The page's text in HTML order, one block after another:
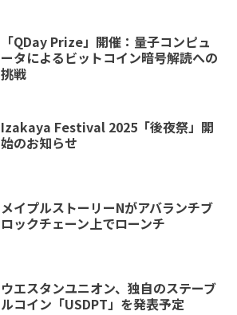
「QDay Prize」開催：量子コンピュ
ータによるビットコイン暗号解読への
挑戦
Izakaya Festival 2025「後夜祭」開
始のお知らせ
メイプルストーリーNがアバランチブ
ロックチェーン上でローンチ
ウエスタンユニオン、独自のステーブ
ルコイン「USDPT」を発表予定